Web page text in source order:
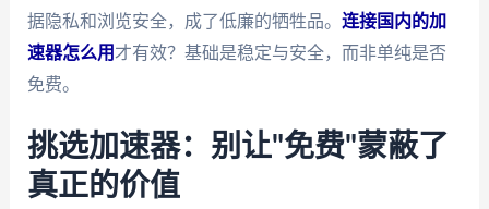
据隐私和浏览安全，成了低廉的牺牲品。 连接国内的加
速器怎么用才有效？基础是稳定与安全，而非单纯是否
免费。
挑选加速器：别让"免费"蒙蔽了
真正的价值